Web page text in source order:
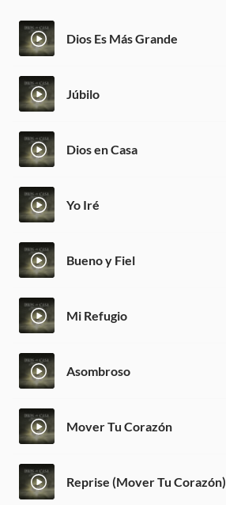
Dios Es Más Grande
Júbilo
Dios en Casa
Yo Iré
Bueno y Fiel
Mi Refugio
Asombroso
Mover Tu Corazón
Reprise (Mover Tu Corazón)